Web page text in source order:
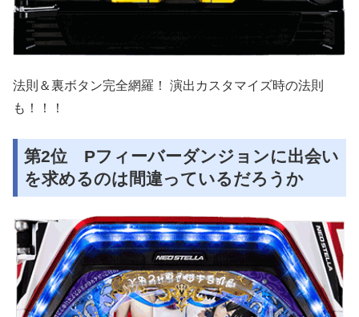
法則＆裏ボタン完全網羅！ 演出カスタマイズ時の法則
も！！！
第2位 Pフィーバーダンジョンに出会い
を求めるのは間違っているだろうか